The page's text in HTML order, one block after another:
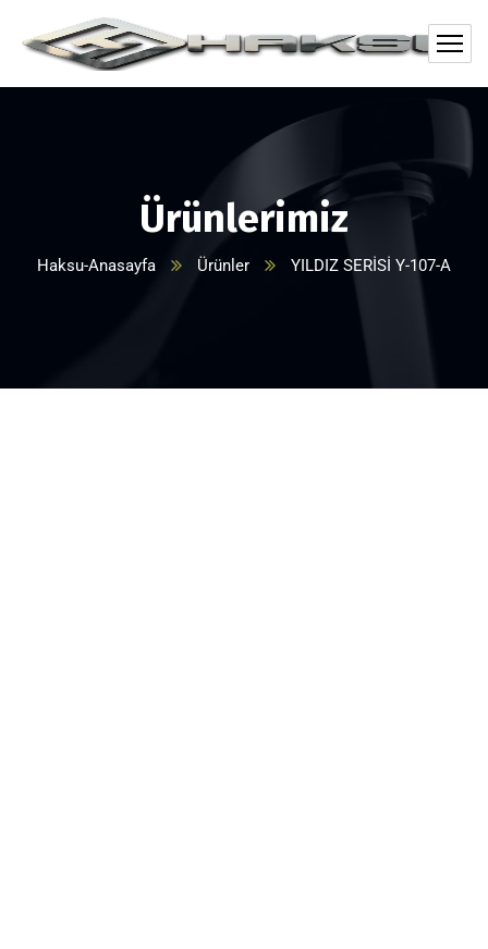
Ürünlerimiz
Haksu-Anasayfa Ürünler YILDIZ SERİSİ Y-107-A